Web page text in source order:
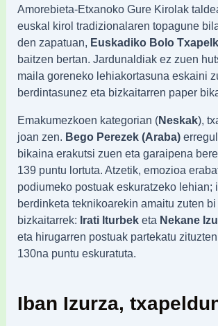
Amorebieta-Etxanoko Gure Kirolak
euskal kirol tradizionalaren topagune
den zapatuan, Euskadiko Bolo
baitzen bertan. Jardunaldiak ez zuen
maila goreneko lehiakortasuna eskaini
berdintasunez eta bizkaitarren paper
Emakumezkoen kategorian (Neskak),
joan zen. Bego Perezek (Araba)
bikaina erakutsi zuen eta garaipena
139 puntu lortuta. Atzetik, emozioa
podiumeko postuak eskuratzeko lehian;
berdinketa teknikoarekin amaitu zuten
bizkaitarrek: Irati Iturbek eta Nekane
eta hirugarren postuak partekatu
130na puntu eskuratuta.
Iban Izurza,